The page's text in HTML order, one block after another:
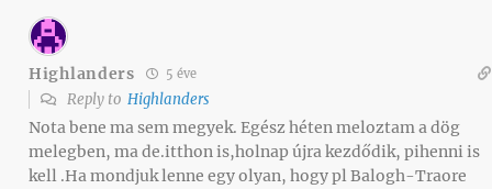
Highlanders 5 éve
Reply to Highlanders
Nota bene ma sem megyek. Egész héten meloztam a dög
melegben, ma de.itthon is,holnap újra kezdődik, pihenni is
kell .Ha mondjuk lenne egy olyan, hogy pl Balogh-Traore